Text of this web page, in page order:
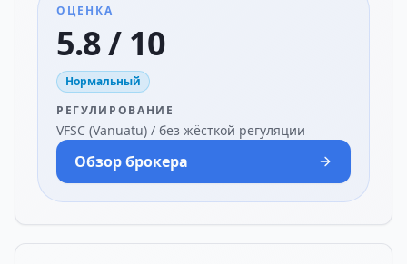
ОЦЕНКА
5.8 / 10
Нормальный
РЕГУЛИРОВАНИЕ
VFSC (Vanuatu) / без жёсткой регуляции
Обзор брокера